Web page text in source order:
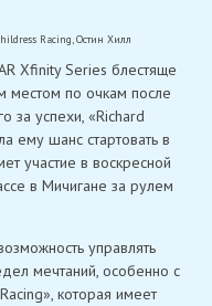
Racing,Остин Хилл
Xfinity Series блестяще
по очкам после
за успехи, «Richard
ему шанс стартовать в
участие в воскресной
в Мичигане за рулем
управлять
мечтаний, особенно с
которая имеет